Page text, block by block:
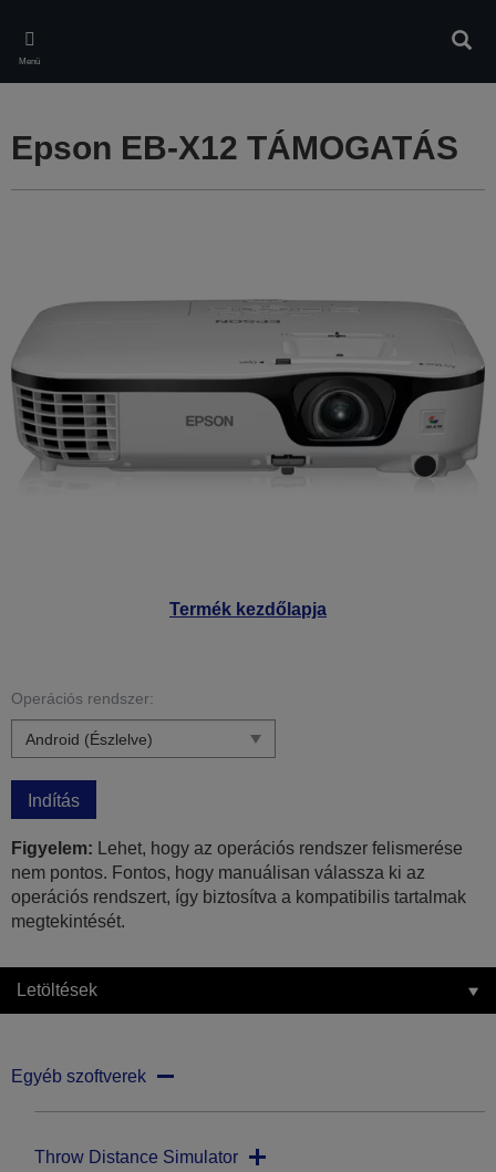
main
content
Menü
Termék kezdőlapja
Epson EB-X12 TÁMOGATÁS
Operációs rendszer:
Indítás
Figyelem: Lehet, hogy az operációs rendszer felismerése
nem pontos. Fontos, hogy manuálisan válassza ki az
operációs rendszert, így biztosítva a kompatibilis tartalmak
megtekintését.
Letöltések
Egyéb szoftverek
Throw Distance Simulator